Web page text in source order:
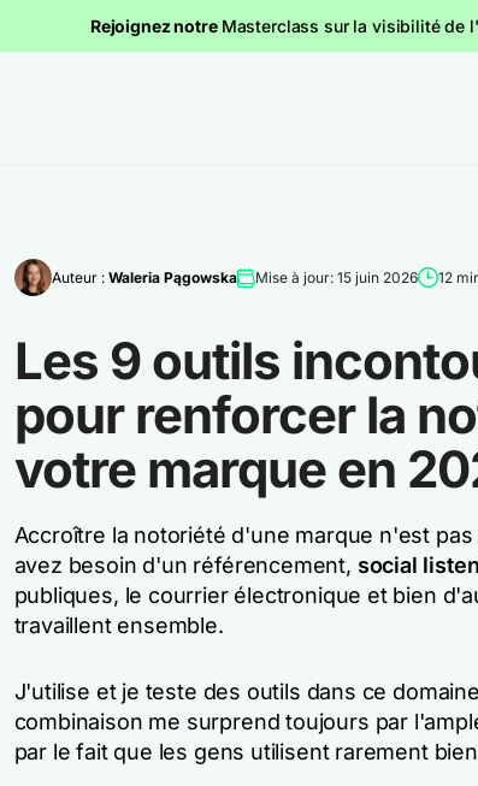
Rejoignez notre Masterclass sur la visibilité de
Auteur : Waleria Pągowska Mise à jour: 15 juin 2026 12
Les 9 outils
pour renforcer la
votre marque en
Accroître la notoriété d'une marque n'est
avez besoin d'un référencement, social
publiques, le courrier électronique et bien
travaillent ensemble.
J'utilise et je teste des outils dans ce
combinaison me surprend toujours par
par le fait que les gens utilisent rarement